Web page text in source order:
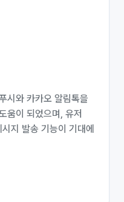
시와 카카오 알림톡을
움이 되었으며, 유저
지 발송 기능이 기대에